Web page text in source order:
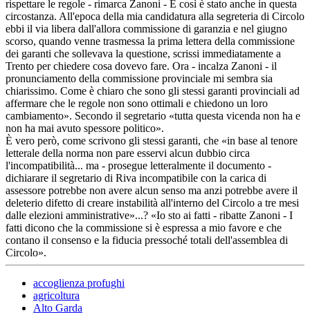
rispettare le regole - rimarca Zanoni - E così è stato anche in questa
circostanza. All'epoca della mia candidatura alla segreteria di Circolo
ebbi il via libera dall'allora commissione di garanzia e nel giugno
scorso, quando venne trasmessa la prima lettera della commissione
dei garanti che sollevava la questione, scrissi immediatamente a
Trento per chiedere cosa dovevo fare. Ora - incalza Zanoni - il
pronunciamento della commissione provinciale mi sembra sia
chiarissimo. Come è chiaro che sono gli stessi garanti provinciali ad
affermare che le regole non sono ottimali e chiedono un loro
cambiamento». Secondo il segretario «tutta questa vicenda non ha e
non ha mai avuto spessore politico».
È vero però, come scrivono gli stessi garanti, che «in base al tenore
letterale della norma non pare esservi alcun dubbio circa
l'incompatibilità... ma - prosegue letteralmente il documento -
dichiarare il segretario di Riva incompatibile con la carica di
assessore potrebbe non avere alcun senso ma anzi potrebbe avere il
deleterio difetto di creare instabilità all'interno del Circolo a tre mesi
dalle elezioni amministrative»...? «Io sto ai fatti - ribatte Zanoni - I
fatti dicono che la commissione si è espressa a mio favore e che
contano il consenso e la fiducia pressoché totali dell'assemblea di
Circolo».
accoglienza profughi
agricoltura
Alto Garda